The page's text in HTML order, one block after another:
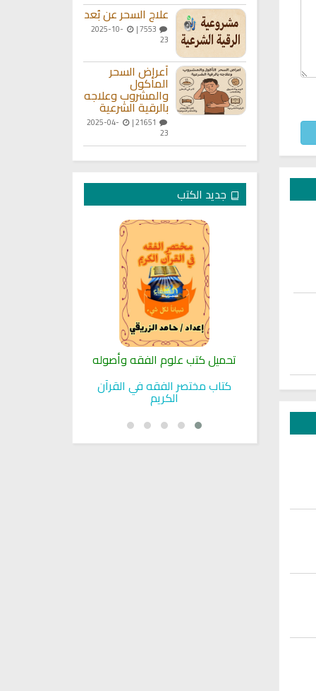
علاج السحر عن بُعد
2025-10-
23
أعراض السحر
المأكول
والمشروب وعلاجه
بالرقية الشرعية
2025-04-
23
جديد الكتب
تحميل كتب علوم الفقه وأصوله
كتاب مختصر الفقه في القرآن
الكريم